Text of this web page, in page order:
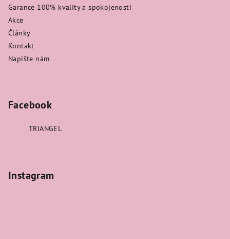
Garance 100% kvality a spokojenosti
Akce
Články
Kontakt
Napište nám
Facebook
TRIANGEL
Instagram